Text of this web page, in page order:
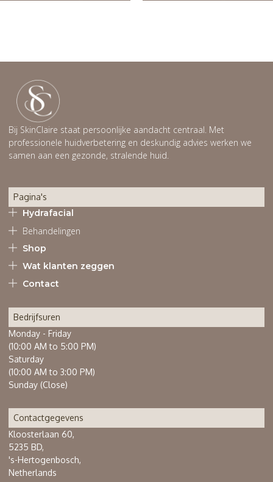
Bij SkinClaire staat persoonlijke aandacht centraal. Met
professionele huidverbetering en deskundig advies werken we
samen aan een gezonde, stralende huid.
Pagina's
Hydrafacial
Behandelingen
Shop
Wat klanten zeggen
Contact
Bedrijfsuren
Monday - Friday
(10:00 AM to 5:00 PM)
Saturday
(10:00 AM to 3:00 PM)
Sunday (Close)
Contactgegevens
Kloosterlaan 60,
5235 BD,
's-Hertogenbosch,
Netherlands